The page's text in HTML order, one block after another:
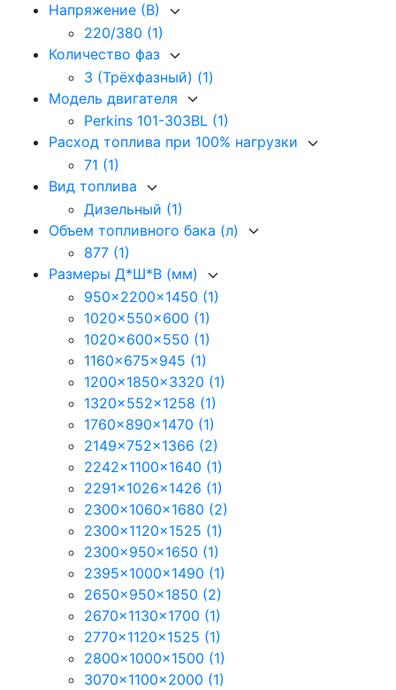
Напряжение (В)
220/380 (1)
Количество фаз
3 (Трёхфазный) (1)
Модель двигателя
Perkins 101-303BL (1)
Расход топлива при 100% нагрузки
71 (1)
Вид топлива
Дизельный (1)
Объем топливного бака (л)
877 (1)
Размеры Д*Ш*В (мм)
950x2200x1450 (1)
1020x550x600 (1)
1020x600x550 (1)
1160x675x945 (1)
1200x1850x3320 (1)
1320x552x1258 (1)
1760x890x1470 (1)
2149x752x1366 (2)
2242x1100x1640 (1)
2291x1026x1426 (1)
2300x1060x1680 (2)
2300x1120x1525 (1)
2300x950x1650 (1)
2395x1000x1490 (1)
2650x950x1850 (2)
2670x1130x1700 (1)
2770x1120x1525 (1)
2800x1000x1500 (1)
3070x1100x2000 (1)